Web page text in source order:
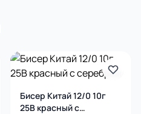
Бисер Китай 12/0 10г
25В красный с